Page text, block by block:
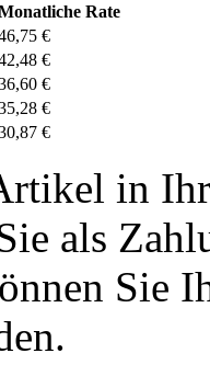
Rate
€
€
€
€
€
in
als
Sie